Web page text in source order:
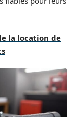
la location de